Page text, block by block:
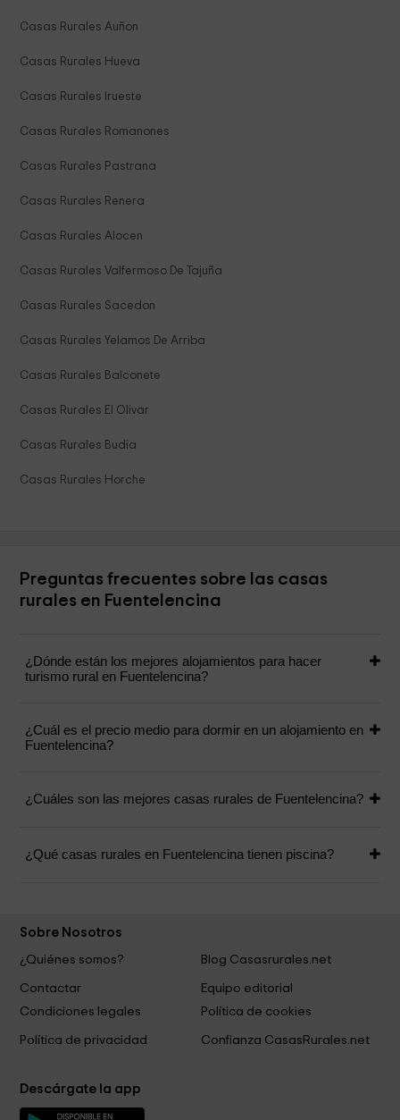
Casas Rurales Auñon
Casas Rurales Hueva
Casas Rurales Irueste
Casas Rurales Romanones
Casas Rurales Pastrana
Casas Rurales Renera
Casas Rurales Alocen
Casas Rurales Valfermoso De Tajuña
Casas Rurales Sacedon
Casas Rurales Yelamos De Arriba
Casas Rurales Balconete
Casas Rurales El Olivar
Casas Rurales Budia
Casas Rurales Horche
Preguntas frecuentes sobre las casas
rurales en Fuentelencina
¿Dónde están los mejores alojamientos para hacer
turismo rural en Fuentelencina?
¿Cuál es el precio medio para dormir en un alojamiento en
Fuentelencina?
¿Cuáles son las mejores casas rurales de Fuentelencina?
¿Qué casas rurales en Fuentelencina tienen piscina?
Sobre Nosotros
¿Quiénes somos?
Blog Casasrurales.net
Contactar
Equipo editorial
Condiciones legales
Política de cookies
Política de privacidad Confianza CasasRurales.net
Descárgate la app